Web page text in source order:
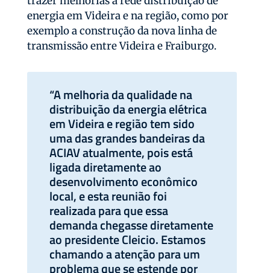
energia em Videira e na região, como por
exemplo a construção da nova linha de
transmissão entre Videira e Fraiburgo.
“A melhoria da qualidade na
distribuição da energia elétrica
em Videira e região tem sido
uma das grandes bandeiras da
ACIAV atualmente, pois está
ligada diretamente ao
desenvolvimento econômico
local, e esta reunião foi
realizada para que essa
demanda chegasse diretamente
ao presidente Cleicio. Estamos
chamando a atenção para um
problema que se estende por